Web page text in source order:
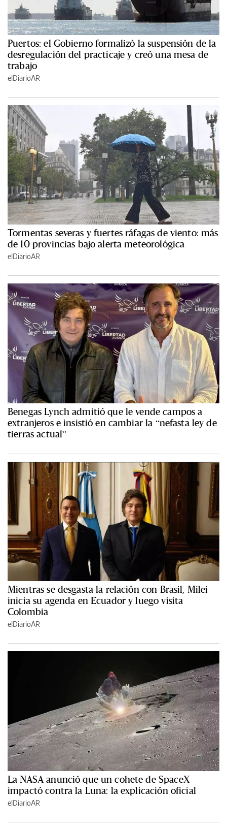
Puertos: el Gobierno formalizó la suspensión de la
desregulación del practicaje y creó una mesa de
trabajo
elDiarioAR
Tormentas severas y fuertes ráfagas de viento: más
de 10 provincias bajo alerta meteorológica
elDiarioAR
Benegas Lynch admitió que le vende campos a
extranjeros e insistió en cambiar la “nefasta ley de
tierras actual”
Mientras se desgasta la relación con Brasil, Milei
inicia su agenda en Ecuador y luego visita
Colombia
elDiarioAR
La NASA anunció que un cohete de SpaceX
impactó contra la Luna: la explicación oficial
elDiarioAR